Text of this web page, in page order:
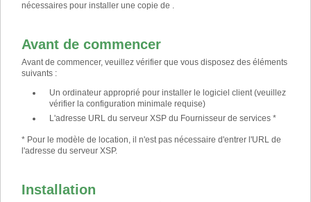
nécessaires pour installer une copie de .
Avant de commencer
Avant de commencer, veuillez vérifier que vous disposez des éléments
suivants :
Un ordinateur approprié pour installer le logiciel client (veuillez
vérifier la configuration minimale requise)
L'adresse URL du serveur XSP du Fournisseur de services *
* Pour le modèle de location, il n'est pas nécessaire d'entrer l'URL de
l'adresse du serveur XSP.
Installation